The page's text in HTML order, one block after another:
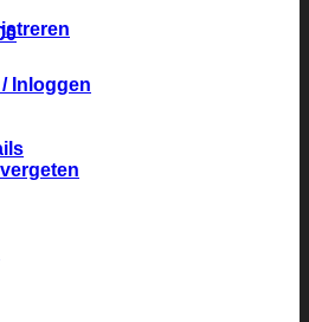
Inloggen